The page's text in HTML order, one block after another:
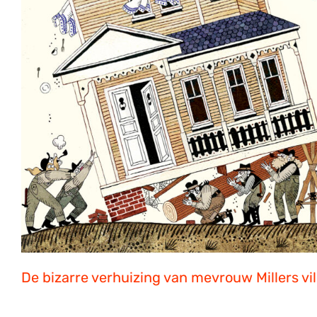
De bizarre verhuizing van mevrouw Millers